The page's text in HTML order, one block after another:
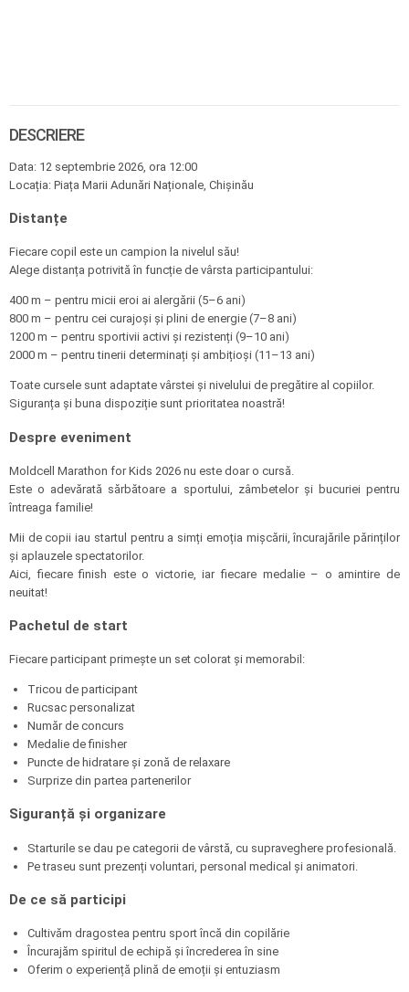
DESCRIERE
Data: 12 septembrie 2026, ora 12:00
Locația: Piața Marii Adunări Naționale, Chișinău
Distanțe
Fiecare copil este un campion la nivelul său!
Alege distanța potrivită în funcție de vârsta participantului:
400 m – pentru micii eroi ai alergării (5–6 ani)
800 m – pentru cei curajoși și plini de energie (7–8 ani)
1200 m – pentru sportivii activi și rezistenți (9–10 ani)
2000 m – pentru tinerii determinați și ambițioși (11–13 ani)
Toate cursele sunt adaptate vârstei și nivelului de pregătire al copiilor.
Siguranța și buna dispoziție sunt prioritatea noastră!
Despre eveniment
Moldcell Marathon for Kids 2026 nu este doar o cursă.
Este o adevărată sărbătoare a sportului, zâmbetelor și bucuriei pentru
întreaga familie!
Mii de copii iau startul pentru a simți emoția mișcării, încurajările părinților
și aplauzele spectatorilor.
Aici, fiecare finish este o victorie, iar fiecare medalie – o amintire de
neuitat!
Pachetul de start
Fiecare participant primește un set colorat și memorabil:
Tricou de participant
Rucsac personalizat
Număr de concurs
Medalie de finisher
Puncte de hidratare și zonă de relaxare
Surprize din partea partenerilor
Siguranță și organizare
Starturile se dau pe categorii de vârstă, cu supraveghere profesională.
Pe traseu sunt prezenți voluntari, personal medical și animatori.
De ce să participi
Cultivăm dragostea pentru sport încă din copilărie
Încurajăm spiritul de echipă și încrederea în sine
Oferim o experiență plină de emoții și entuziasm